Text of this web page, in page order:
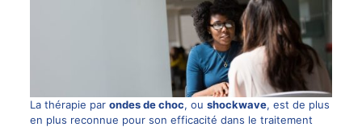
La thérapie par ondes de choc, ou shockwave, est de plus
en plus reconnue pour son efficacité dans le traitement